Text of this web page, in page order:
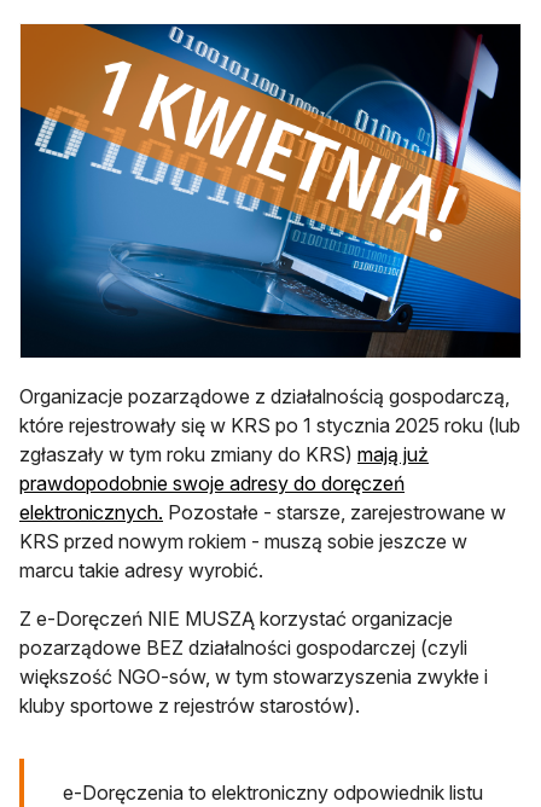
Organizacje pozarządowe z działalnością gospodarczą,
które rejestrowały się w KRS po 1 stycznia 2025 roku (lub
zgłaszały w tym roku zmiany do KRS) mają już
prawdopodobnie swoje adresy do doręczeń
elektronicznych. Pozostałe - starsze, zarejestrowane w
KRS przed nowym rokiem - muszą sobie jeszcze w
marcu takie adresy wyrobić.
Z e-Doręczeń NIE MUSZĄ korzystać organizacje
pozarządowe BEZ działalności gospodarczej (czyli
większość NGO-sów, w tym stowarzyszenia zwykłe i
kluby sportowe z rejestrów starostów).
e-Doręczenia to elektroniczny odpowiednik listu